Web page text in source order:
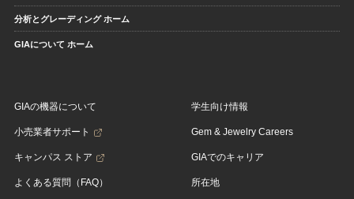
分析とグレーディング ホーム
GIAについて ホーム
GIAの機器について
小売業者サポート
キャンパス ストア
よくある質問（FAQ）
学生向け情報
Gem & Jewelry Careers
GIAでのキャリア
所在地